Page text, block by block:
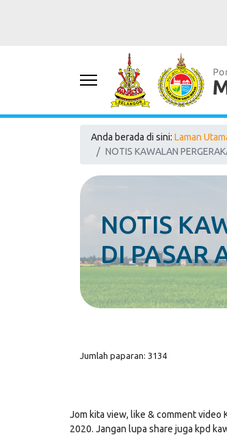
Anda berada di sini: Laman
NOTIS KAWALAN
NOTIS
DI PASAR
Jumlah paparan: 3134
Jom kita view, like & comment video
2020. Jangan lupa share juga kpd